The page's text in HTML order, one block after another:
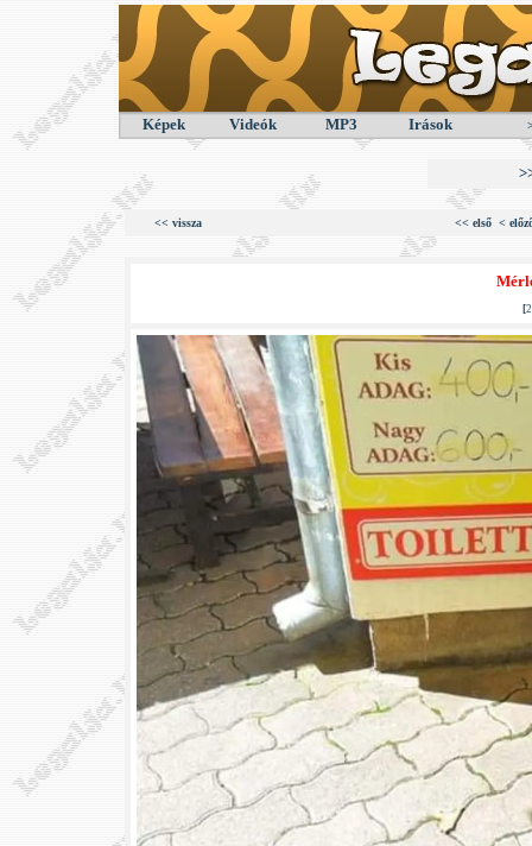
Képek Videók MP3 Irások
<< vissza << első <
[